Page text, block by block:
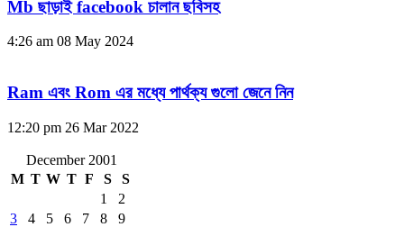
Mb ছাড়াই facebook চালান ছবিসহ
4:26 am 08 May 2024
Ram এবং Rom এর মধ্যে পার্থক্য গুলো জেনে নিন
12:20 pm 26 Mar 2022
December 2001
M T W T F S
S
1
2
3
4 5 6 7 8
9